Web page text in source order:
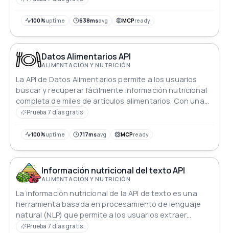
los secretos de la mixología y disfruta de la
100%uptime 638msavg MCPready
Datos Alimentarios API
ALIMENTACIÓN Y NUTRICIÓN
La API de Datos Alimentarios permite a los usuarios
buscar y recuperar fácilmente información nutricional
completa de miles de artículos alimentarios. Con una
búsqueda simple, los usuarios pueden acceder a
específico, incluidos los valores de macronutrientes y
Prueba 7 días gratis
100%uptime 717msavg MCPready
Información nutricional del texto API
ALIMENTACIÓN Y NUTRICIÓN
La información nutricional de la API de texto es una
herramienta basada en procesamiento de lenguaje
natural (NLP) que permite a los usuarios extraer
información sobre alimentos del texto y recibir
Prueba 7 días gratis